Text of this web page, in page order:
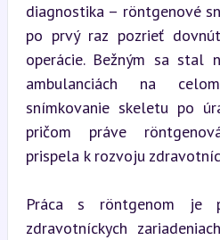
diagnostika – röntgenové
po prvý raz pozrieť
operácie. Bežným sa stal
ambulanciách na
snímkovanie skeletu po
pričom práve
prispela k rozvoju
Práca s röntgenom je
zdravotníckych